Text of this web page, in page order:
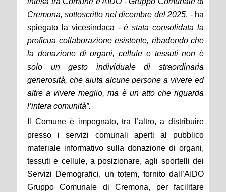
Cremona, sottoscritto neldicembre del2025, - ha
spiegato la vicesindaca -è stata consolidatala
proficua collaborazione esistente, ribadendo che
la donazione di organi, cellule e tessuti non è
solo un gesto individuale di straordinaria
generosità, che aiuta alcune persone a vivere ed
altre a vivere meglio,ma è un atto che riguarda
l’intera comunità”.
Il Comune è impegnato, tra l’altro, a distribuire
presso i servizi comunali aperti al pubblico
materiale informativo sulla donazione di organi,
tessuti e cellule, a posizionare, agli sportelli dei
Servizi Demografici, un totem, fornito dall’AIDO
Gruppo Comunale di Cremona, per facilitare